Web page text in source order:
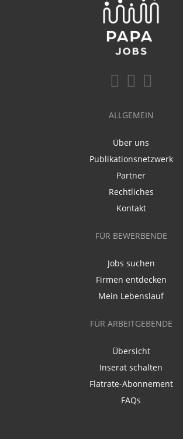
ALLGEMEIN
Über uns
Publikationsnetzwerk
Partner
Rechtliches
Kontakt
FÜR BEWERBENDE
Jobs suchen
Firmen entdecken
Mein Lebenslauf
FÜR ARBEITGEBENDE
Übersicht
Inserat schalten
Flatrate-Abonnement
FAQs